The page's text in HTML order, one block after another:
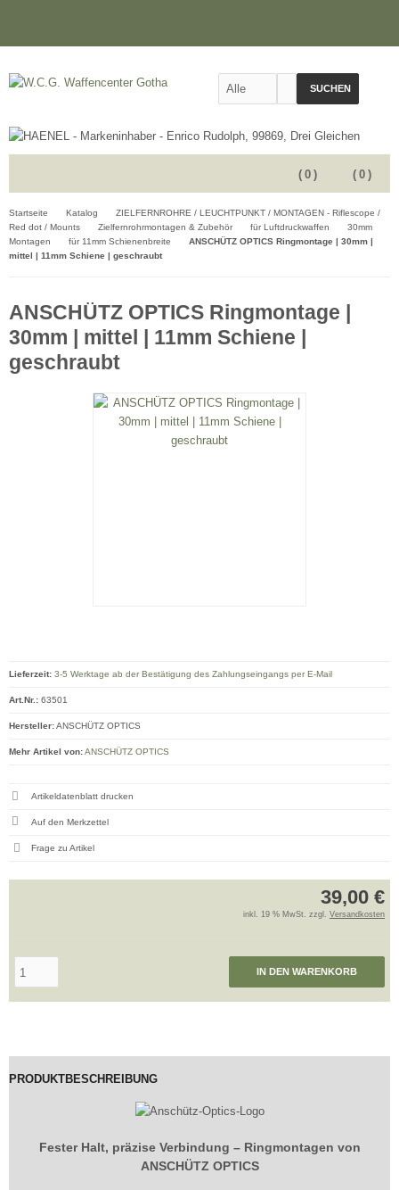
SUCHEN
( 0 )
( 0 )
Startseite Katalog
ZIELFERNROHRE / LEUCHTPUNKT / MONTAGEN - Riflescope /
Red dot / Mounts
Zielfernrohrmontagen & Zubehör für Luftdruckwaffen
30mm
Montagen
für 11mm Schienenbreite
ANSCHÜTZ OPTICS Ringmontage | 30mm |
mittel | 11mm Schiene | geschraubt
ANSCHÜTZ OPTICS Ringmontage |
30mm | mittel | 11mm Schiene |
geschraubt
39,00 €
inkl. 19 % MwSt. zzgl. Versandkosten
IN DEN WARENKORB
Lieferzeit: 3-5 Werktage ab der Bestätigung des Zahlungseingangs per E-Mail
Art.Nr.: 63501
Hersteller:ANSCHÜTZ OPTICS
Mehr Artikel von:ANSCHÜTZ OPTICS
Artikeldatenblatt drucken
Frage zu Artikel
PRODUKTBESCHREIBUNG
Fester Halt, präzise Verbindung – Ringmontagen von
ANSCHÜTZ OPTICS